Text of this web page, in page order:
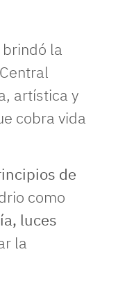
la
artística y
cobra vida
de
como
luces
la